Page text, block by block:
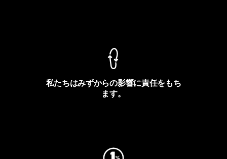
私たちはみずからの影響に責任をもち
ます。